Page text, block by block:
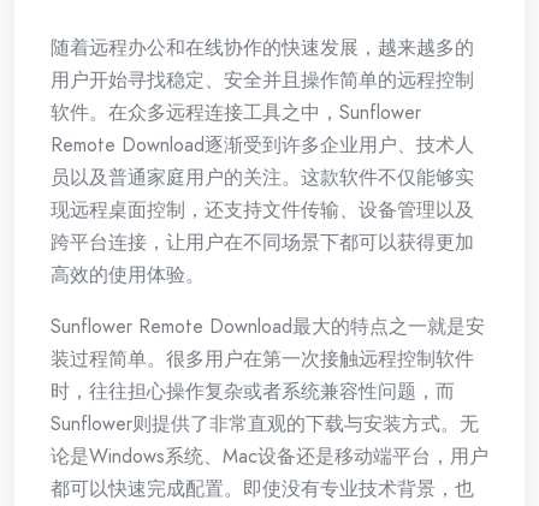
随着远程办公和在线协作的快速发展，越来越多的
用户开始寻找稳定、安全并且操作简单的远程控制
软件。在众多远程连接工具之中，Sunflower
Remote Download逐渐受到许多企业用户、技术人
员以及普通家庭用户的关注。这款软件不仅能够实
现远程桌面控制，还支持文件传输、设备管理以及
跨平台连接，让用户在不同场景下都可以获得更加
高效的使用体验。
Sunflower Remote Download最大的特点之一就是安
装过程简单。很多用户在第一次接触远程控制软件
时，往往担心操作复杂或者系统兼容性问题，而
Sunflower则提供了非常直观的下载与安装方式。无
论是Windows系统、Mac设备还是移动端平台，用户
都可以快速完成配置。即使没有专业技术背景，也